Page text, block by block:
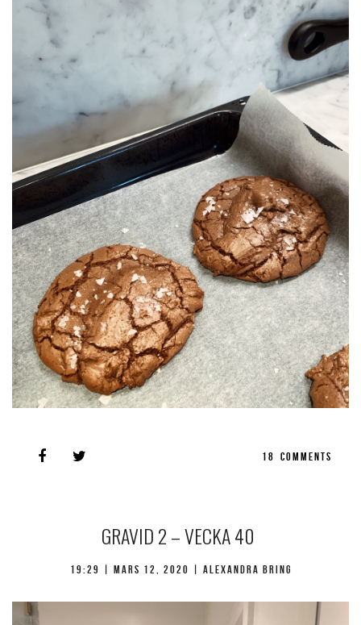
18 COMMENTS
GRAVID 2 – VECKA 40
19:29 | mars 12, 2020 | Alexandra Bring